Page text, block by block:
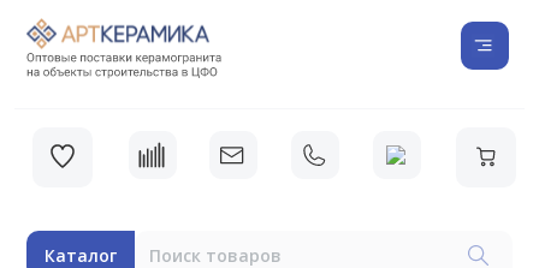
Каталог